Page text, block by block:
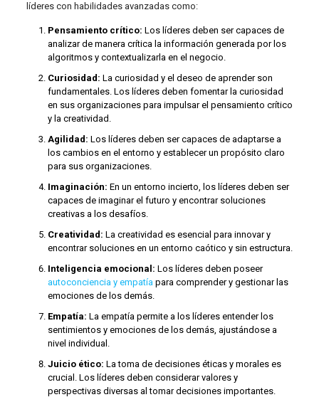
líderes con habilidades avanzadas como:
Pensamiento crítico: Los líderes deben ser capaces de
analizar de manera crítica la información generada por los
algoritmos y contextualizarla en el negocio.
Curiosidad: La curiosidad y el deseo de aprender son
fundamentales. Los líderes deben fomentar la curiosidad
en sus organizaciones para impulsar el pensamiento crítico
y la creatividad.
Agilidad: Los líderes deben ser capaces de adaptarse a
los cambios en el entorno y establecer un propósito claro
para sus organizaciones.
Imaginación: En un entorno incierto, los líderes deben ser
capaces de imaginar el futuro y encontrar soluciones
creativas a los desafíos.
Creatividad: La creatividad es esencial para innovar y
encontrar soluciones en un entorno caótico y sin estructura.
Inteligencia emocional: Los líderes deben poseer
autoconciencia y empatíapara comprender y gestionar las
emociones de los demás.
Empatía: La empatía permite a los líderes entender los
sentimientos y emociones de los demás, ajustándose a
nivel individual.
Juicio ético: La toma de decisiones éticas y morales es
crucial. Los líderes deben considerar valores y
perspectivas diversas al tomar decisiones importantes.